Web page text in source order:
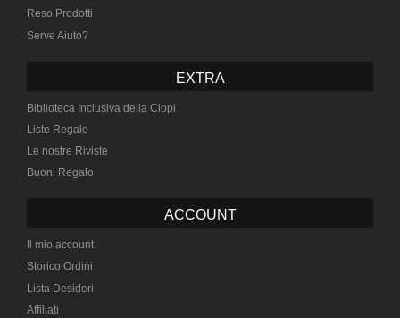
Reso Prodotti
Serve Aiuto?
EXTRA
Biblioteca Inclusiva della Ciopi
Liste Regalo
Le nostre Riviste
Buoni Regalo
ACCOUNT
Il mio account
Storico Ordini
Lista Desideri
Affiliati